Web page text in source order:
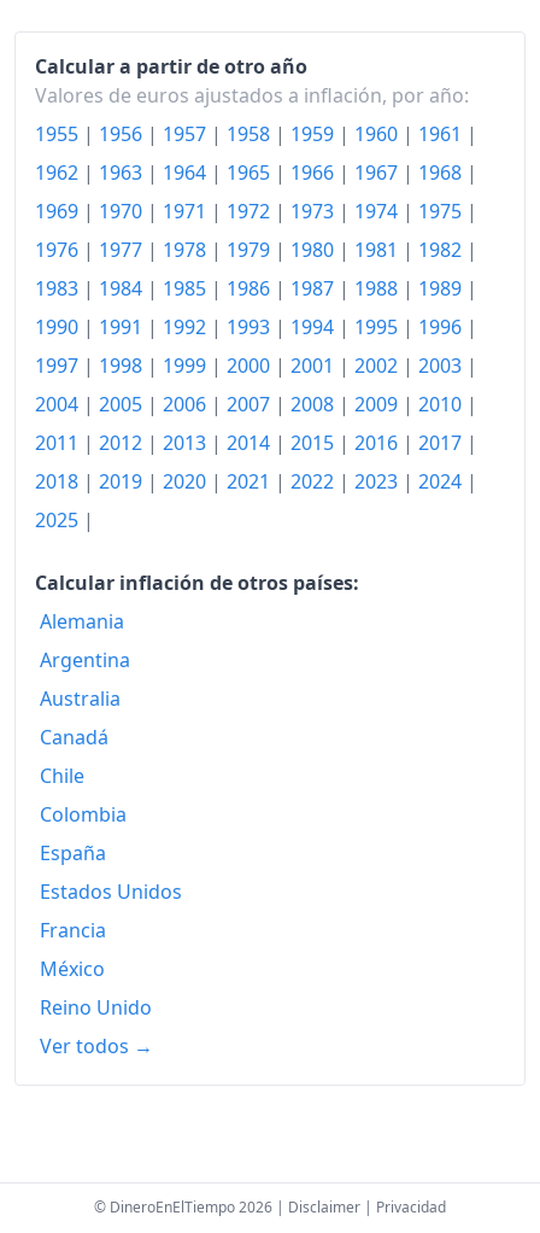
2011
145.83
2012
149.88
2014
149.87
2015
150.60
151.52
2017
153.59
2018
155.12
2019
155.64
2021
157.59
2023
2024
2025
2026-06
Hoy
Calcular a partir de otro año
Valores de euros ajustados a inflación, por año:
1955 | 1956 | 1957 | 1958 | 1959 | 1960 | 1961 |
1962 | 1963 | 1964 | 1965 | 1966 | 1967 | 1968 |
1969 | 1970 | 1971 | 1972 | 1973 | 1974 | 1975 |
1976 | 1977 | 1978 | 1979 | 1980 | 1981 | 1982 |
1983 | 1984 | 1985 | 1986 | 1987 | 1988 | 1989 |
1990 | 1991 | 1992 | 1993 | 1994 | 1995 | 1996 |
1997 | 1998 | 1999 | 2000 | 2001 | 2002 | 2003 |
2004 | 2005 | 2006 | 2007 | 2008 | 2009 | 2010 |
2011 | 2012 | 2013 | 2014 | 2015 | 2016 | 2017 |
2018 | 2019 | 2020 | 2021 | 2022 | 2023 | 2024 |
2025 |
Calcular inflación de otros países:
Alemania
Argentina
Australia
Canadá
Chile
Colombia
España
Estados Unidos
Francia
México
Reino Unido
Ver todos →
© DineroEnElTiempo 2026 | Disclaimer | Privacidad